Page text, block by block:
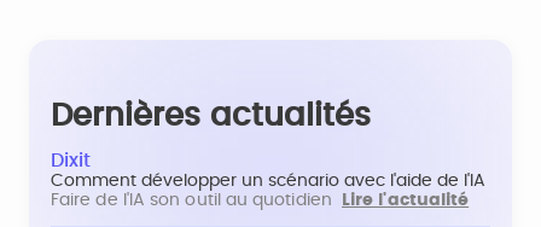
Dernières actualités
Dixit
Comment développer un scénario avec l'aide de l'IA
Faire de l'IA son outil au quotidien
Lire l'actualité